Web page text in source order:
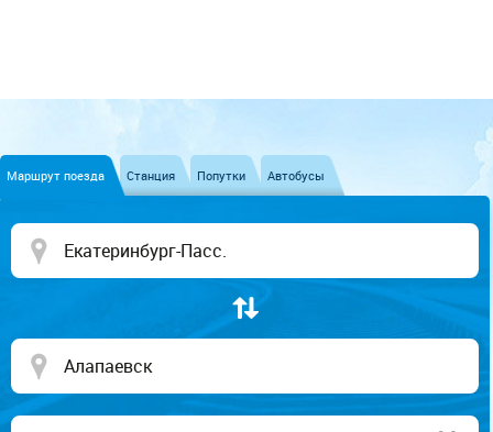
Маршрут поезда Станция Попутки Автобусы